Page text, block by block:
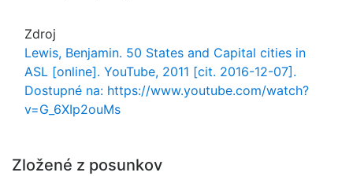
Zdroj
Lewis, Benjamin. 50 States and Capital cities in
ASL [online]. YouTube, 2011 [cit. 2016-12-07].
Dostupné na: https://www.youtube.com/watch?
v=G_6XIp2ouMs
Zložené z posunkov